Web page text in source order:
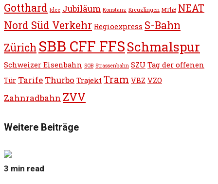
Gotthard Idee Jubiläum Konstanz Kreuzlingen MThB NEAT
Nord Süd Verkehr Regioexpress S-Bahn
Zürich SBB CFF FFSSchmalspur
Schweizer Eisenbahn SOB Strassenbahn SZU Tag der offenen
Tür Tarife Thurbo Trajekt Tram VBZ VZO
Zahnradbahn ZVV
Weitere Beiträge
3 min read